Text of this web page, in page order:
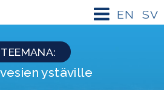
SV
EN
TEEMANA:
ystäville